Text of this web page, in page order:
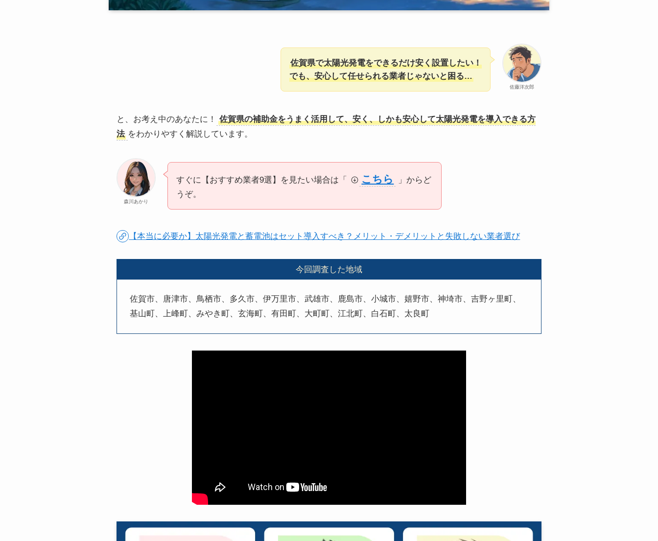
佐藤洋次郎
佐賀県で太陽光発電をできるだけ安く設置したい！
でも、安心して任せられる業者じゃないと困る…
と、お考え中のあなたに！
佐賀県の補助金をうまく活用して、安く、しかも安心して太陽光発電を導入できる方
法 をわかりやすく解説しています。
森川あかり
すぐに【おすすめ業者9選】を見たい場合は「 こちら
」からど
うぞ。
【本当に必要か】太陽光発電と蓄電池はセット導入すべき？メリット・デメリットと失敗しない業者選び
今回調査した地域
佐賀市、唐津市、鳥栖市、多久市、伊万里市、武雄市、鹿島市、小城市、嬉野市、神埼市、吉野ヶ里町、
基山町、上峰町、みやき町、玄海町、有田町、大町町、江北町、白石町、太良町